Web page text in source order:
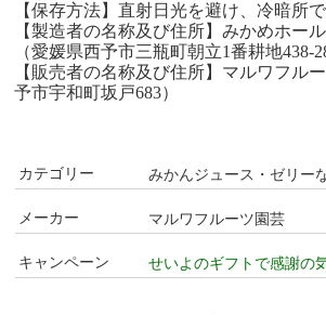
【保存方法】直射日光を避け、冷暗所
【製造者の名称及び住所】みかめホー
（愛媛県西予市三瓶町朝立1番耕地438-
【販売者の名称及び住所】マルワフル
予市宇和町坂戸683）
カテゴリー みかんジュース・ゼリー
メーカー マルワフルーツ園芸
キャンペーン せいよのギフトで感謝の